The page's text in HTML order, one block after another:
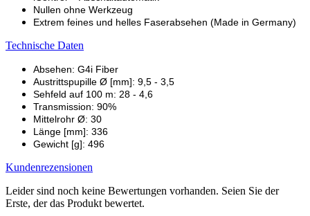
Nullen ohne Werkzeug
Extrem feines und helles Faserabsehen (Made in Germany)
Technische Daten
Absehen: G4i Fiber
Austrittspupille Ø [mm]: 9,5 - 3,5
Sehfeld auf 100 m: 28 - 4,6
Transmission: 90%
Mittelrohr Ø: 30
Länge [mm]: 336
Gewicht [g]: 496
Kundenrezensionen
Leider sind noch keine Bewertungen vorhanden. Seien Sie der
Erste, der das Produkt bewertet.